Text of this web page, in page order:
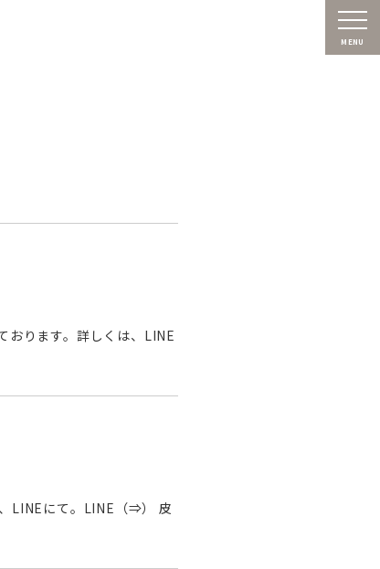
MENU
おります。詳しくは、LINE
LINEにて。LINE（⇒） 皮